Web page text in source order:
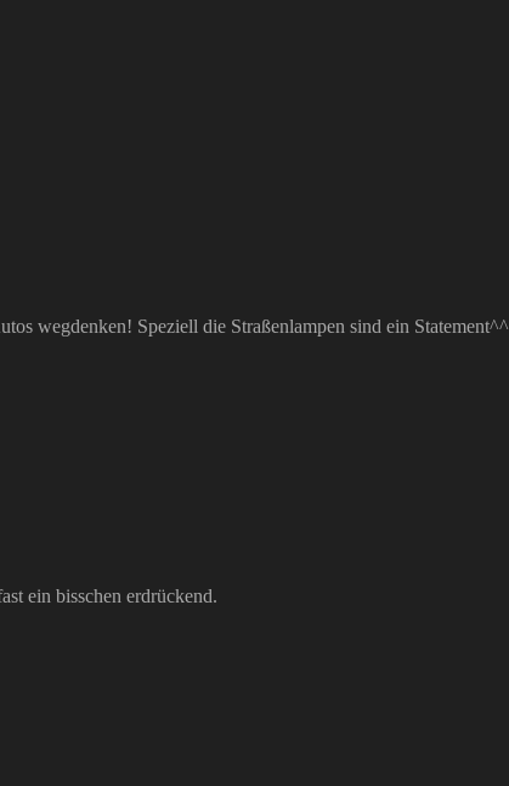
wegdenken! Speziell die Straßenlampen sind ein Statement^^
ein bisschen erdrückend.